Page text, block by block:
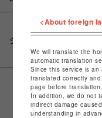
シェアする
<About foreign
We will translate the
automatic translation
Since this service is an
translated correctly
page before translation.
In addition, we do not
indirect damage
understanding in